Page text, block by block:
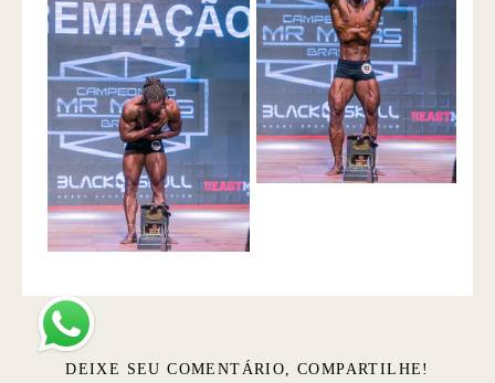
DEIXE SEU COMENTÁRIO, COMPARTILHE!